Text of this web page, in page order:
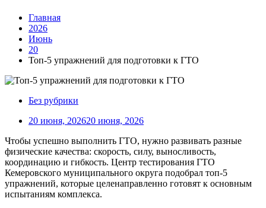
Главная
2026
Июнь
20
Топ‑5 упражнений для подготовки к ГТО
Без рубрики
20 июня, 202620 июня, 2026
Чтобы успешно выполнить ГТО, нужно развивать разные
физические качества: скорость, силу, выносливость,
координацию и гибкость. Центр тестирования ГТО
Кемеровского муниципального округа подобрал топ‑5
упражнений, которые целенаправленно готовят к основным
испытаниям комплекса.